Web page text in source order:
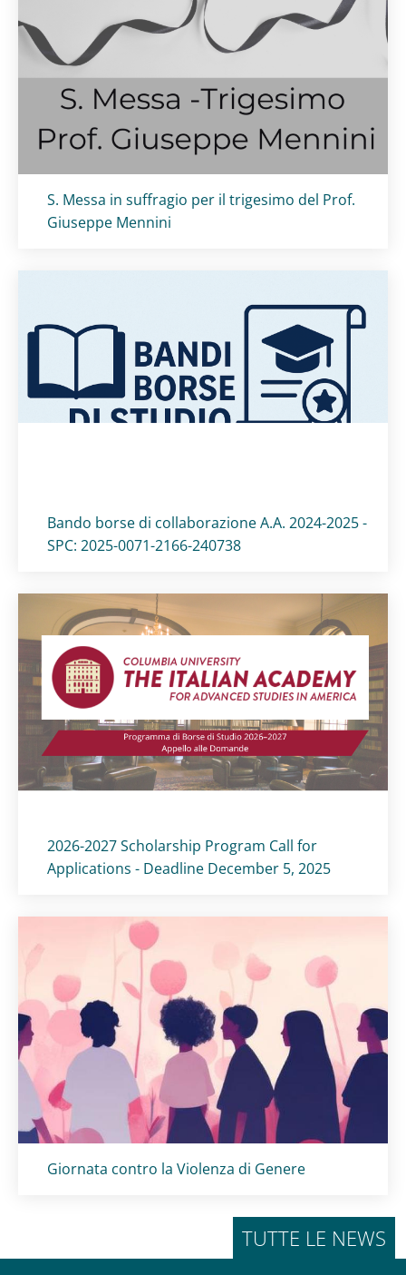
Titolo card :
S. Messa in suffragio per il trigesimo del Prof.
Giuseppe Mennini
Titolo card:
Bando borse di collaborazione A.A. 2024-2025 -
SPC: 2025-0071-2166-240738
Titolo card:
2026-2027 Scholarship Program Call for
Applications - Deadline December 5, 2025
Titolo card:
Giornata contro la Violenza di Genere
TUTTE LE NEWS